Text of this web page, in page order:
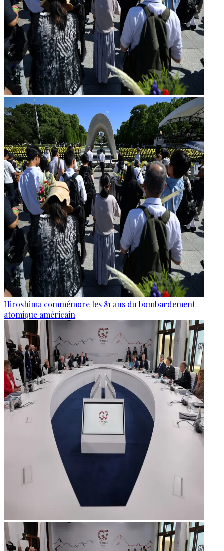
Hiroshima commémore les 81 ans du bombardement
atomique américain